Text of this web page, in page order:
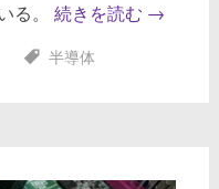
る。 続きを読む →
半導体